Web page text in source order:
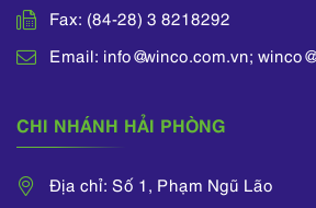
Fax: (84-28) 3 8218292
Email: info@winco.com.vn;
CHI NHÁNH HẢI PHÒNG
Địa chỉ: Số 1, Phạm Ngũ Lão